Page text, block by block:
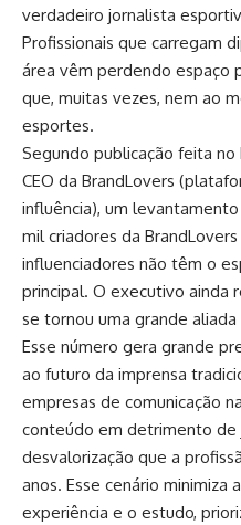
verdadeiro jornalista
Profissionais que carregam
área vêm perdendo espaço
que, muitas vezes, nem ao
esportes.
Segundo publicação feita no
CEO da BrandLovers
influência), um
mil criadores da
influenciadores não têm o
principal. O executivo ainda
se tornou uma grande
Esse número gera grande
ao futuro da imprensa
empresas de comunicação
conteúdo em detrimento de
desvalorização que a
anos. Esse cenário minimiza
experiência e o estudo,